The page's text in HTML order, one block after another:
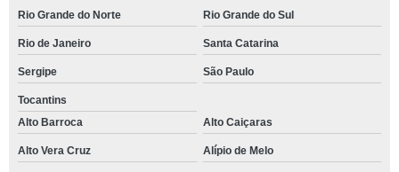
Rio Grande do Norte Rio Grande do Sul
Rio de Janeiro Santa Catarina
Sergipe São Paulo
Tocantins
Alto Barroca
Alto Caiçaras
Alto Vera Cruz Alípio de Melo